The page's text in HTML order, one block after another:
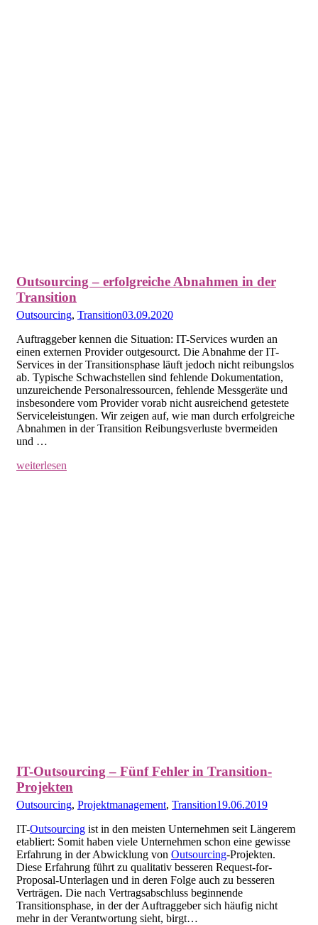
Outsourcing – erfolgreiche Abnahmen in der
Transition
Outsourcing, Transition03.09.2020
Auftraggeber kennen die Situation: IT-Services wurden an
einen externen Provider outgesourct. Die Abnahme der IT-
Services in der Transitionsphase läuft jedoch nicht reibungslos
ab. Typische Schwachstellen sind fehlende Dokumentation,
unzureichende Personalressourcen, fehlende Messgeräte und
insbesondere vom Provider vorab nicht ausreichend getestete
Serviceleistungen. Wir zeigen auf, wie man durch erfolgreiche
Abnahmen in der Transition Reibungsverluste bvermeiden
und …
weiterlesen
IT-Outsourcing – Fünf Fehler in Transition-
Projekten
Outsourcing, Projektmanagement, Transition19.06.2019
IT-Outsourcing ist in den meisten Unternehmen seit Längerem
etabliert: Somit haben viele Unternehmen schon eine gewisse
Erfahrung in der Abwicklung von Outsourcing-Projekten.
Diese Erfahrung führt zu qualitativ besseren Request-for-
Proposal-Unterlagen und in deren Folge auch zu besseren
Verträgen. Die nach Vertragsabschluss beginnende
Transitionsphase, in der der Auftraggeber sich häufig nicht
mehr in der Verantwortung sieht, birgt…